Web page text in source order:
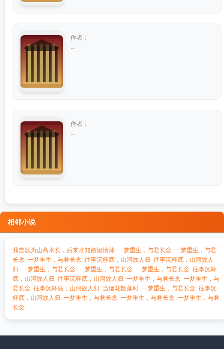
作者：
作者：
相邻小说
我曾以为山高水长，后来才知路短情薄 一梦重生，与君长念 一梦重生，与君
长念 一梦重生，与君长念 往事沉杯底，山河故人归 往事沉杯底，山河故人
归 一梦重生，与君长念 一梦重生，与君长念 一梦重生，与君长念 往事沉杯
底，山河故人归 往事沉杯底，山河故人归 一梦重生，与君长念 一梦重生，与
君长念 往事沉杯底，山河故人归 当烟花散落时 一梦重生，与君长念 往事沉
杯底，山河故人归 一梦重生，与君长念 一梦重生，与君长念 一梦重生，与君
长念